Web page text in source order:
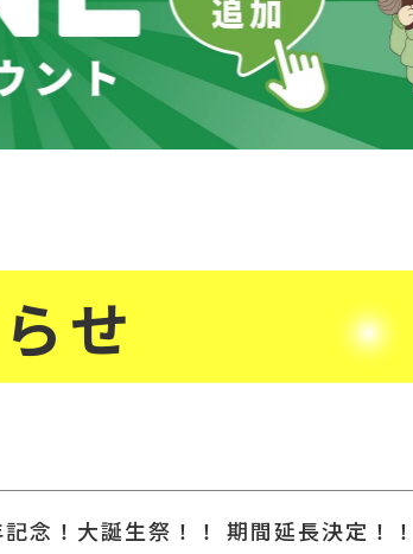
せ
念！大誕生祭！！ 期間延長決定！！